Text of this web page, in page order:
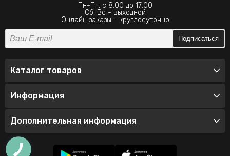
Пн-Пт: с 8:00 до 17:00
Сб, Вс - выходной
Онлайн заказы - круглосуточно
Подписаться
Каталог товаров
Информация
Дополнительная информация